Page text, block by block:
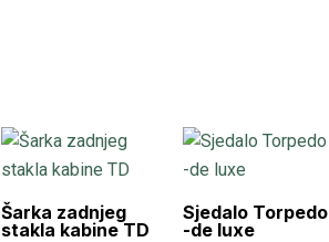
Šarka zadnjeg
stakla kabine TD
Sjedalo Torpedo
-de luxe